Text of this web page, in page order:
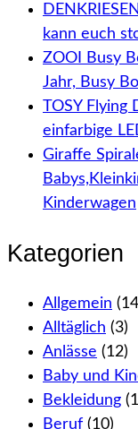
kann euch
ZOOI Busy
Jahr, Busy
TOSY Flying
einfarbige
Giraffe
Kinderwagen
Kategorien
Allgemein
Alltäglich (3)
Anlässe (12)
Baby und
Bekleidung
Beruf (10)